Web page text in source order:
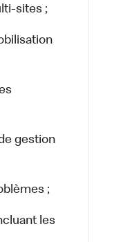
sites ;
gestion
;
les